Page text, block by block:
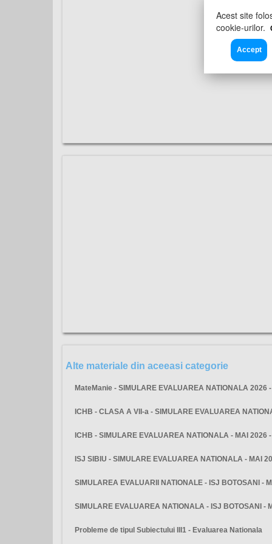
Alte materiale din aceeasi categorie
MateManie - SIMULARE EVALUAREA NATIONALA 2026
ICHB - CLASA A VII-a - SIMULARE EVALUAREA
ICHB - SIMULARE EVALUAREA NATIONALA - MAI 2026
ISJ SIBIU - SIMULARE EVALUAREA NATIONALA - MAI
SIMULAREA EVALUARII NATIONALE - ISJ BOTOSANI -
SIMULARE EVALUAREA NATIONALA - ISJ BOTOSANI -
Probleme de tipul Subiectului III1 - Evaluarea Nationala
Acest site
cookie-urilor.
Accept